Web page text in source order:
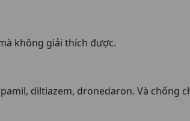
không giải thích được.
diltiazem, dronedaron. Và chống